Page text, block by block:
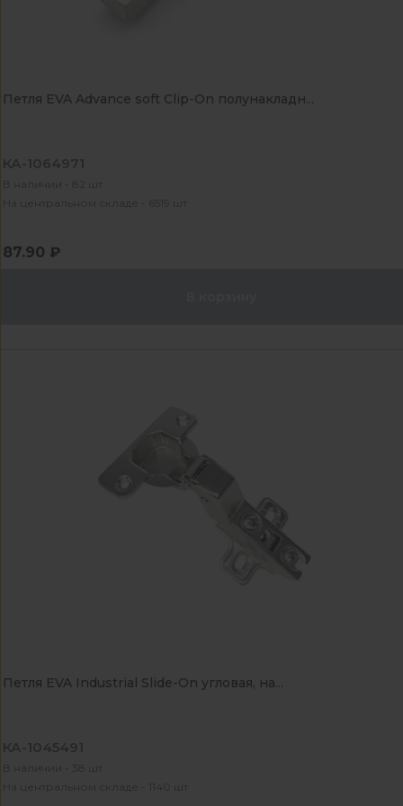
Петля EVA Advance soft Clip-On полунакладн...
КА-1064971
В наличии - 82 шт
На центральном складе - 6519 шт
87.90 ₽
Петля EVA Industrial Slide-On угловая, на...
КА-1045491
В наличии - 38 шт
На центральном складе - 1140 шт